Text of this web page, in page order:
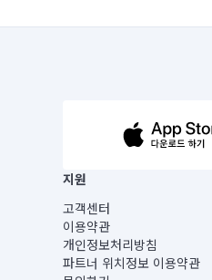
지원
고객센터
이용약관
개인정보처리방침
파트너 위치정보 이용약관